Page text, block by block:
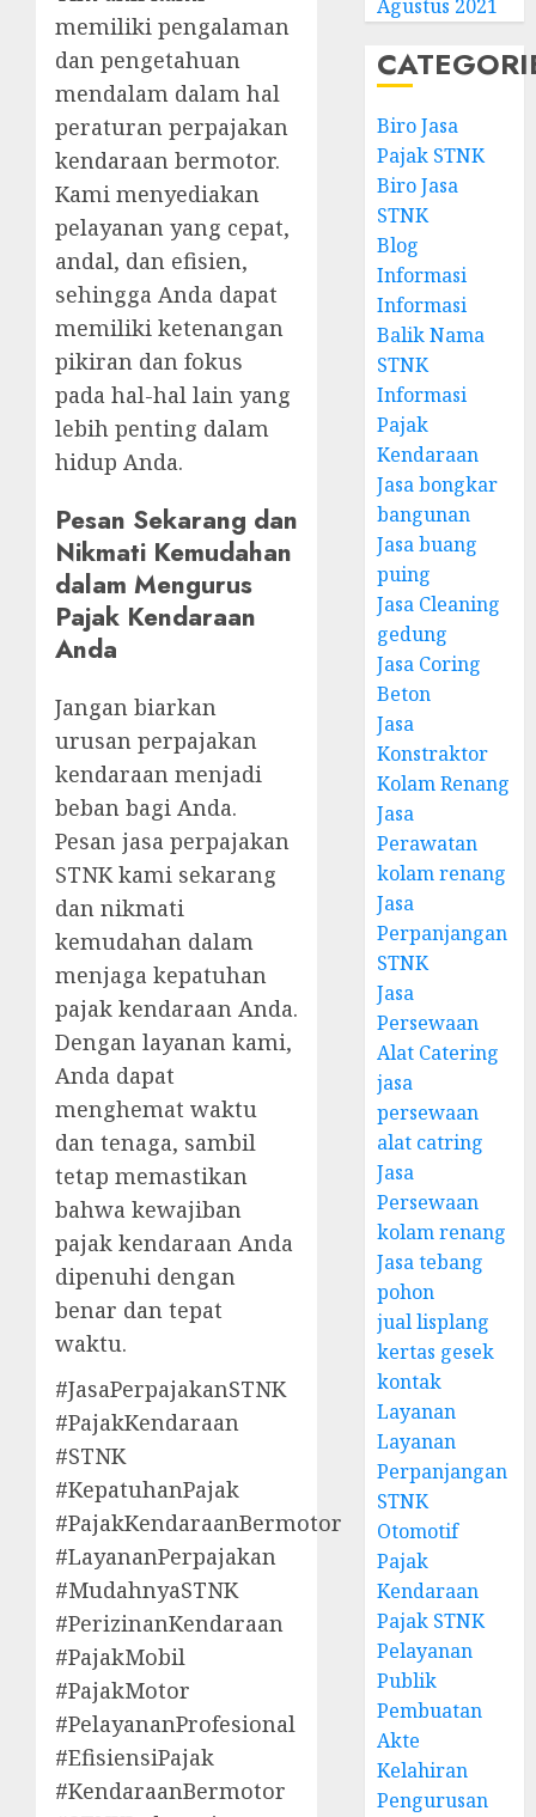
memiliki pengalaman
dan pengetahuan
mendalam dalam hal
peraturan perpajakan
kendaraan bermotor.
Kami menyediakan
pelayanan yang cepat,
andal, dan efisien,
sehingga Anda dapat
memiliki ketenangan
pikiran dan fokus
pada hal-hal lain yang
lebih penting dalam
hidup Anda.
Pesan Sekarang dan
Nikmati Kemudahan
dalam Mengurus
Pajak Kendaraan
Anda
Jangan biarkan
urusan perpajakan
kendaraan menjadi
beban bagi Anda.
Pesan jasa perpajakan
STNK kami sekarang
dan nikmati
kemudahan dalam
menjaga kepatuhan
pajak kendaraan Anda.
Dengan layanan kami,
Anda dapat
menghemat waktu
dan tenaga, sambil
tetap memastikan
bahwa kewajiban
pajak kendaraan Anda
dipenuhi dengan
benar dan tepat
waktu.
#JasaPerpajakanSTNK
#PajakKendaraan
#STNK
#KepatuhanPajak
#PajakKendaraanBermotor
#LayananPerpajakan
#MudahnyaSTNK
#PerizinanKendaraan
#PajakMobil
#PajakMotor
#PelayananProfesional
#EfisiensiPajak
#KendaraanBermotor
Agustus 2021
Biro Jasa
Pajak STNK
Biro Jasa
STNK
Blog
Informasi
Informasi
Balik Nama
STNK
Informasi
Pajak
Kendaraan
Jasa bongkar
bangunan
Jasa buang
puing
Jasa Cleaning
gedung
Jasa Coring
Beton
Jasa
Konstraktor
Kolam Renang
Jasa
Perawatan
kolam renang
Jasa
Perpanjangan
STNK
Jasa
Persewaan
Alat Catering
jasa
persewaan
alat catring
Jasa
Persewaan
kolam renang
Jasa tebang
pohon
jual lisplang
kertas gesek
kontak
Layanan
Layanan
Perpanjangan
STNK
Otomotif
Pajak
Kendaraan
Pajak STNK
Pelayanan
Publik
Pembuatan
Akte
Kelahiran
Pengurusan